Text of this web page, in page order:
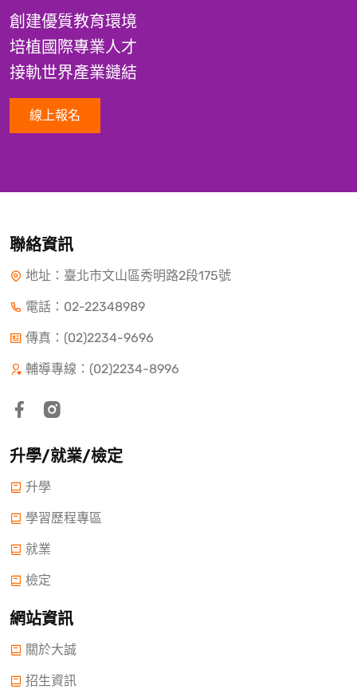
創建優質教育環境
培植國際專業人才
接軌世界產業鏈結
線上報名
聯絡資訊
地址：臺北市文山區秀明路2段175號
電話： 02-22348989
傳真：(02)2234-9696
輔導專線：(02)2234-8996
升學/就業/檢定
升學
學習歷程專區
就業
檢定
網站資訊
關於大誠
招生資訊